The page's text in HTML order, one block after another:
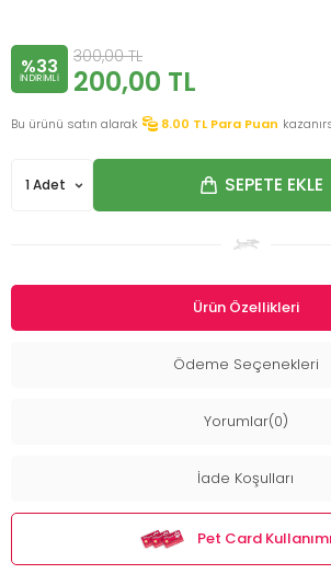
%33
INDIRIMLI
300,00TL
200,00 TL
Bu ürünü satın alarak
8.00 TL Para Puan
SEPETE EKLE
Ürün Özellikleri
Ödeme Seçenekleri
Yorumlar(0)
İade Koşulları
Pet Card Kullanımı